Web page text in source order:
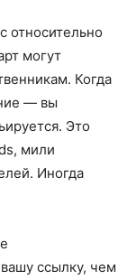
относительно
могут
Когда
— вы
Это
мили
Иногда
ссылку, чем